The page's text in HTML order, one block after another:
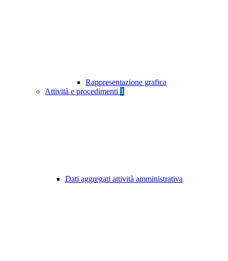
Rappresentazione grafica
Attività e procedimenti 1
Dati aggregati attività amministrativa